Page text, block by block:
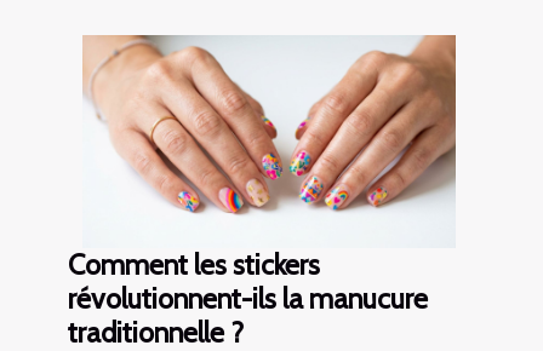
Comment les stickers
révolutionnent-ils la manucure
traditionnelle ?